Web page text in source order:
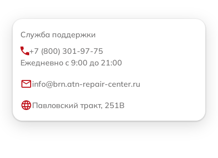
Служба поддержки
+7 (800) 301-97-75
Ежедневно с 9:00 до 21:00
info@brn.atn-repair-center.ru
Павловский тракт, 251В